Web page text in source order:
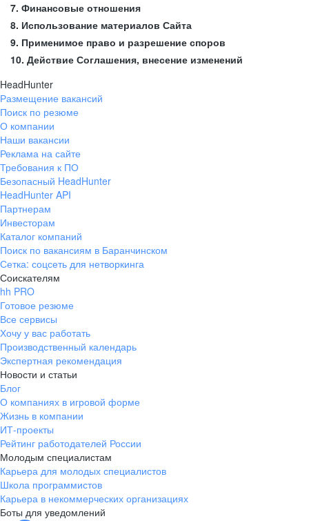
7. Финансовые отношения
8. Использование материалов Сайта
9. Применимое право и разрешение споров
10. Действие Соглашения, внесение изменений
HeadHunter
Размещение вакансий
Поиск по резюме
О компании
Наши вакансии
Реклама на сайте
Требования к ПО
Безопасный HeadHunter
HeadHunter API
Партнерам
Инвесторам
Каталог компаний
Поиск по вакансиям в Баранчинском
Сетка: соцсеть для нетворкинга
Соискателям
hh PRO
Готовое резюме
Все сервисы
Хочу у вас работать
Производственный календарь
Экспертная рекомендация
Новости и статьи
Блог
О компаниях в игровой форме
Жизнь в компании
ИТ-проекты
Рейтинг работодателей России
Молодым специалистам
Карьера для молодых специалистов
Школа программистов
Карьера в некоммерческих организациях
Боты для уведомлений